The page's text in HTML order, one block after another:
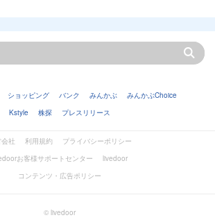
ショッピング バンク みんかぶ
みんかぶChoice
Kstyle
株探 プレスリリース
社 利用規約
プライバシーポリシー
お客様サポートセンター
livedoor
コンテンツ・広告ポリシー
© livedoor